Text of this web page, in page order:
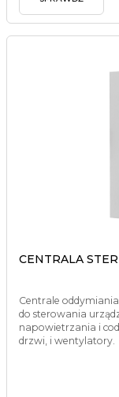
CENTRALA
Centrale oddymiania
do sterowania
napowietrzania i
drzwi, i wentylatory.